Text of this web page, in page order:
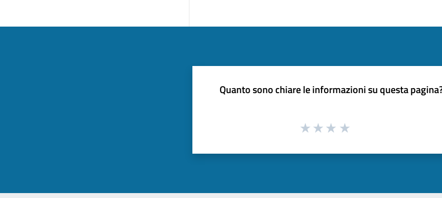
Quanto sono chiare le informazioni su questa